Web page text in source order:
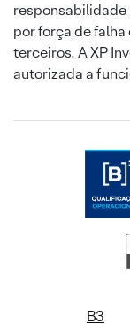
responsabilidade
por força de
terceiros. A XP
autorizada a
B3